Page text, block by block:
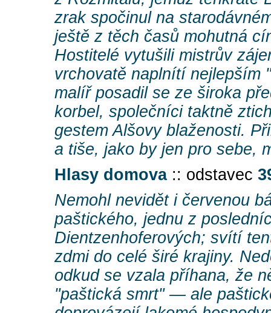
zrak spočinul na
ještě z těch časů mohutná
Hostitelé vytušili mistrův
vrchovatě naplnítí nejlepším
malíř posadil se ze široka
korbel, společníci taktně
gestem Alšovy blaženosti.
a tiše, jako by jen pro sebe,
Hlasy domova:: odstavec
Nemohl nevidět i červenou
paštického, jednu z
Dientzenhoferových; svítí
zdmi do celé širé krajiny.
odkud se vzala příhana, že
"paštická smrt" — ale